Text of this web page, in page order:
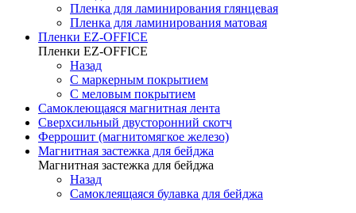
Пленка для ламинирования глянцевая
Пленка для ламинирования матовая
Пленки EZ-OFFICE
Пленки EZ-OFFICE
Назад
С маркерным покрытием
С меловым покрытием
Самоклеющаяся магнитная лента
Сверхсильный двусторонний скотч
Феррошит (магнитомягкое железо)
Магнитная застежка для бейджа
Магнитная застежка для бейджа
Назад
Самоклеящаяся булавка для бейджа